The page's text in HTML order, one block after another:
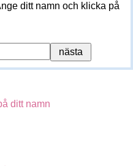
ditt namn och klicka på
ditt namn